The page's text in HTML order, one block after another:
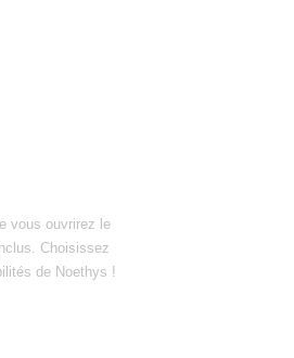
vous ouvrirez le
Choisissez
de Noethys !